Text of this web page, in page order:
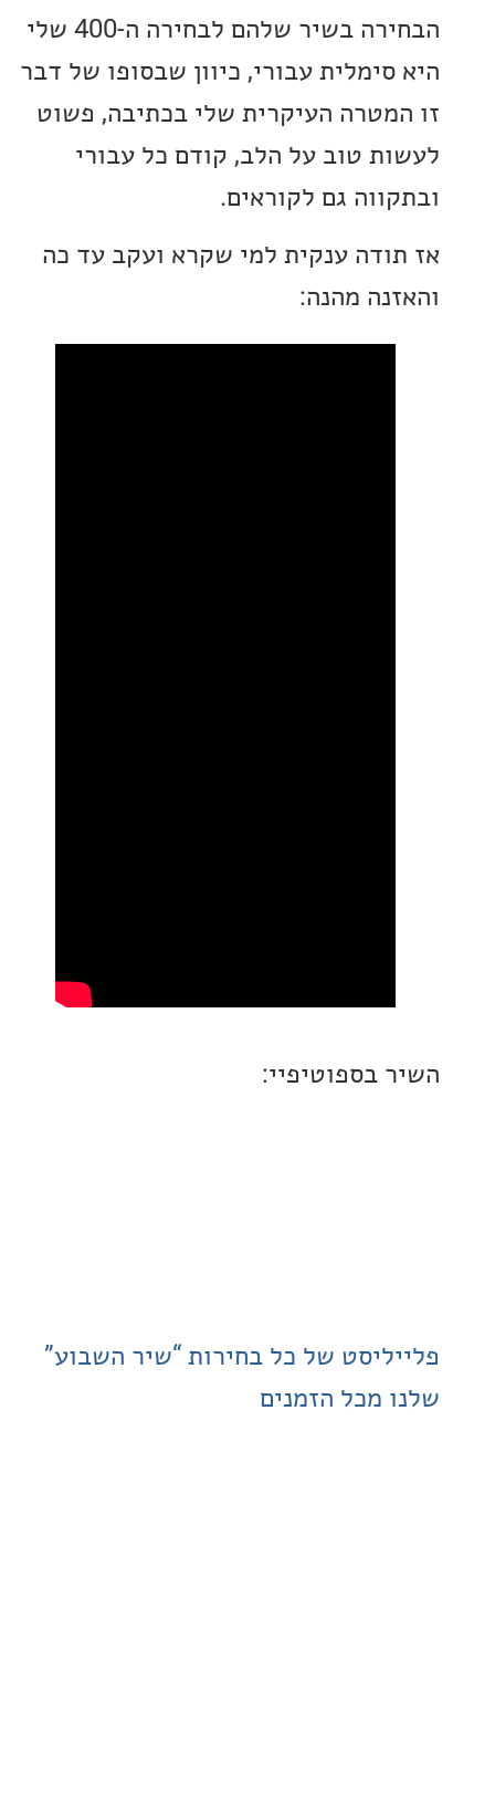
הבחירה בשיר שלהם לבחירה ה-400 שלי
עבורי, כיוון שבסופו של דבר
העיקרית שלי בכתיבה, פשוט
טוב על הלב, קודם כל עבורי
גם לקוראים.
ענקית למי שקרא ועקב עד כה
מהנה:
בספוטיפיי:
של כל בחירות “שיר השבוע”
מכל הזמנים